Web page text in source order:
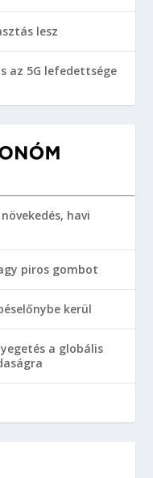
lesz
az 5G lefedettsége
havi
piros gombot
kerül
a globális